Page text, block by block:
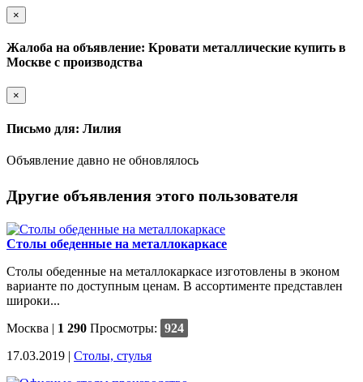
×
Жалоба на объявление: Кровати металлические купить в
Москве с производства
×
Письмо для: Лилия
Объявление давно не обновлялось
Другие объявления этого пользователя
Столы обеденные на металлокаркасе
Столы обеденные на металлокаркасе изготовлены в эконом
варианте по доступным ценам. В ассортименте представлен
широки...
Москва | 1 290 Просмотры: 924
17.03.2019 | Столы, стулья